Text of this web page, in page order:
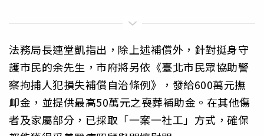
法務局長連堂凱指出，除上述補償外，針對挺身守
護市民的余先生，市府將另依《臺北市民眾協助警
察拘捕人犯損失補償自治條例》，發給600萬元撫
卹金，並提供最高50萬元之喪葬補助金。在其他傷
者及家屬部分，已採取「一案一社工」方式，確保